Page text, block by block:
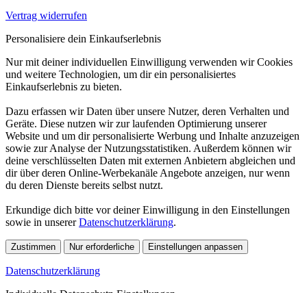
Vertrag widerrufen
Personalisiere dein Einkaufserlebnis
Nur mit deiner individuellen Einwilligung verwenden wir Cookies
und weitere Technologien, um dir ein personalisiertes
Einkaufserlebnis zu bieten.
Dazu erfassen wir Daten über unsere Nutzer, deren Verhalten und
Geräte. Diese nutzen wir zur laufenden Optimierung unserer
Website und um dir personalisierte Werbung und Inhalte anzuzeigen
sowie zur Analyse der Nutzungsstatistiken. Außerdem können wir
deine verschlüsselten Daten mit externen Anbietern abgleichen und
dir über deren Online-Werbekanäle Angebote anzeigen, nur wenn
du deren Dienste bereits selbst nutzt.
Erkundige dich bitte vor deiner Einwilligung in den Einstellungen
sowie in unsererDatenschutzerklärung.
Zustimmen Nur erforderliche Einstellungen anpassen
Datenschutzerklärung